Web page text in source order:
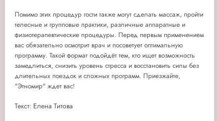
Помимо этих процедур гости также могут сделать массаж, пройти
телесные и групповые практики, различные аппаратные и
физиотерапевтические процедуры. Перед первым применением
вас обязательно осмотрит врач и посоветует оптимальную
программу. Такой формат подойдёт тем, кто ищет возможность
замедлиться, снизить уровень стресса и восстановить силы без
длительных поездок и сложных программ. Приезжайте,
"Этномир" ждет вас!
Текст: Елена Титова